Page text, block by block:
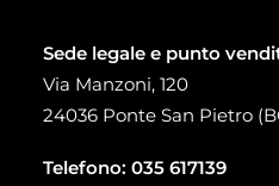
Sede legale e punto
Via Manzoni, 120
24036 Ponte San Pietro
Telefono: 035 617139